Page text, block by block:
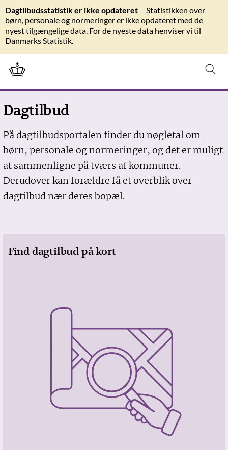
Dagtilbudsstatistik er ikke opdateret
Statistikken over
børn, personale og normeringer er ikke opdateret med de
nyest tilgængelige data. For de nyeste data henviser vi til
Danmarks Statistik.
Dagtilbud
På dagtilbudsportalen finder du nøgletal om
børn, personale og normeringer, og det er muligt
at sammenligne på tværs af kommuner.
Derudover kan forældre få et overblik over
dagtilbud nær deres bopæl.
Find dagtilbud på kort